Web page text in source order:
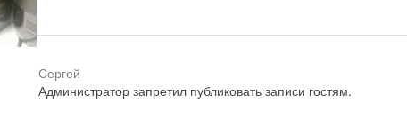
Сергей
Администратор запретил публиковать записи гостям.